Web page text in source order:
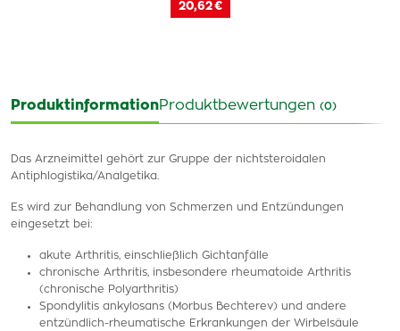
20,62 €
ProduktinformationProduktbewertungen (0)
Das Arzneimittel gehört zur Gruppe der nichtsteroidalen
Antiphlogistika/Analgetika.
Es wird zur Behandlung von Schmerzen und Entzündungen
eingesetzt bei:
akute Arthritis, einschließlich Gichtanfälle
chronische Arthritis, insbesondere rheumatoide Arthritis
(chronische Polyarthritis)
Spondylitis ankylosans (Morbus Bechterev) und andere
entzündlich-rheumatische Erkrankungen der Wirbelsäule